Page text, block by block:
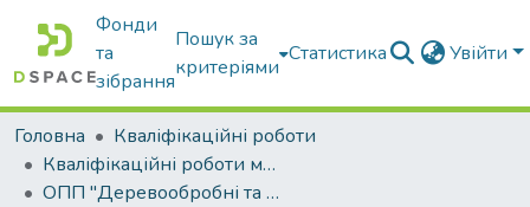
Фонди
та
зібрання
Пошук за
критеріями
Статистика Увійти
Головна
Кваліфікаційні роботи
Кваліфікаційні роботи магістрів
ОПП "Деревообробні та меблеві технології"